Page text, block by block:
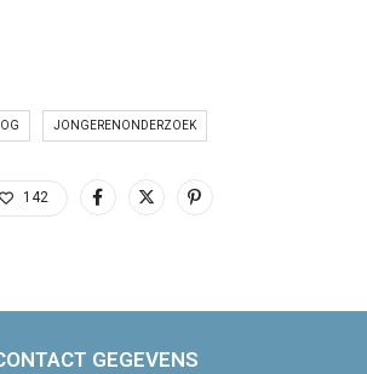
JONGERENONDERZOEK
142
GEGEVENS